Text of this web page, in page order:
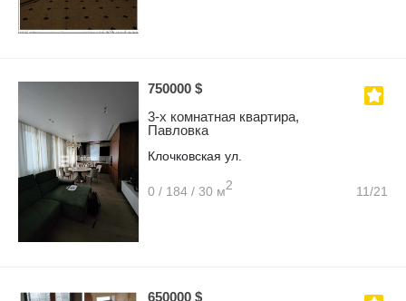
750000 $
3-х комнатная квартира,
Павловка
Клочковская ул.
0 / 184 / 30 м2 11/21
650000 $